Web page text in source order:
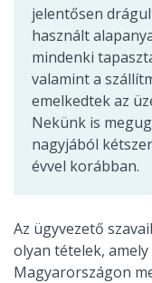
jelentősen
használt
mindenki
valamint a
emelkedtek az
Nekünk is
nagyjából
évvel korábban.
Az ügyvezető
olyan tételek,
Magyarországon